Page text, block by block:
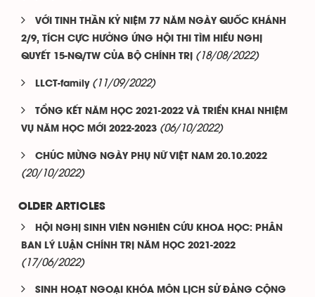
VỚI TINH THẦN KỶ NIỆM 77 NĂM NGÀY QUỐC KHÁNH
2/9, TÍCH CỰC HƯỞNG ỨNG HỘI THI TÌM HIỂU NGHỊ
QUYẾT 15-NQ/TW CỦA BỘ CHÍNH TRỊ
(18/08/2022)
LLCT-family (11/09/2022)
TỔNG KẾT NĂM HỌC 2021-2022 VÀ TRIỂN KHAI NHIỆM
VỤ NĂM HỌC MỚI 2022-2023 (06/10/2022)
CHÚC MỪNG NGÀY PHỤ NỮ VIỆT NAM 20.10.2022
(20/10/2022)
OLDER ARTICLES
HỘI NGHỊ SINH VIÊN NGHIÊN CỨU KHOA HỌC: PHÂN
BAN LÝ LUẬN CHÍNH TRỊ NĂM HỌC 2021-2022
(17/06/2022)
SINH HOẠT NGOẠI KHÓA MÔN LỊCH SỬ ĐẢNG CỘNG